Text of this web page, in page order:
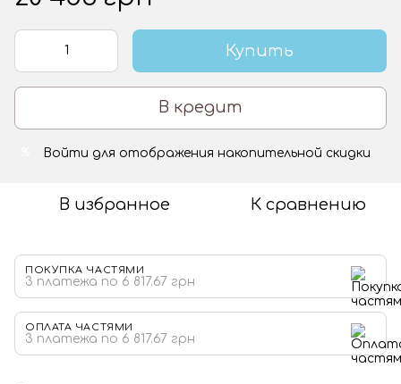
Купить
В кредит
Войти для отображения накопительной скидки
В избранное К сравнению
ПОКУПКА ЧАСТЯМИ
3 платежа по 6 817.67 грн
ОПЛАТА ЧАСТЯМИ
3 платежа по 6 817.67 грн